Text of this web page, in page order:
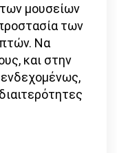
των μουσείων
των
Να
και στην